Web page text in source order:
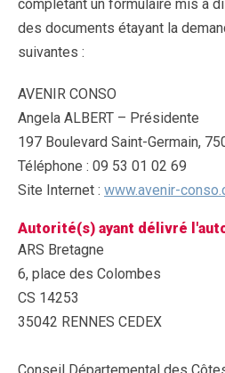
complétant un formulaire mis à
des documents étayant la
suivantes :
AVENIR CONSO
Angela ALBERT – Présidente
197 Boulevard Saint-Germain,
Téléphone : 09 53 01 02 69
Site Internet : www.avenir-
Autorité(s) ayant délivré
ARS Bretagne
6, place des Colombes
CS 14253
35042 RENNES CEDEX